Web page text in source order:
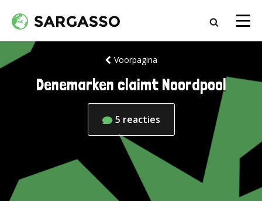
Voorpagina
Denemarken claimt Noordpool
5 reacties